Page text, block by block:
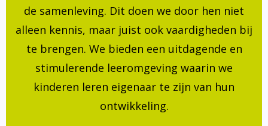
de samenleving. Dit doen we door hen niet
alleen kennis, maar juist ook vaardigheden bij
te brengen. We bieden een uitdagende en
stimulerende leeromgeving waarin we
kinderen leren eigenaar te zijn van hun
ontwikkeling.